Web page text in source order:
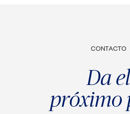
CONTACTO
Da el
próximo